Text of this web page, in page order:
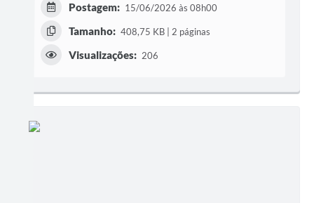
Postagem: 15/06/2026 às 08h00
Tamanho: 408,75 KB | 2 páginas
Visualizações: 206